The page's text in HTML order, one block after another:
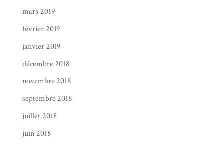
mars 2019
février 2019
janvier 2019
décembre 2018
novembre 2018
septembre 2018
juillet 2018
juin 2018